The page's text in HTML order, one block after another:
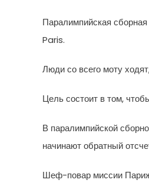
Паралимпийская
Paris.
Люди со всего моту
Цель состоит в том,
В паралимпийской
начинают обратный
Шеф-повар миссии